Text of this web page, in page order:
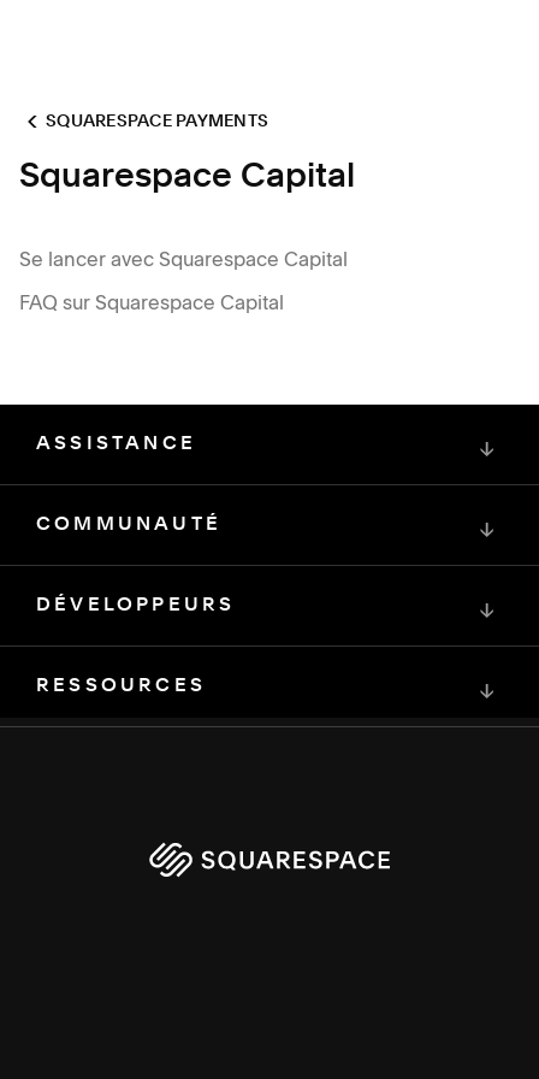
SQUARESPACE PAYMENTS
Squarespace Capital
Se lancer avec Squarespace Capital
FAQ sur Squarespace Capital
ASSISTANCE ↓
COMMUNAUTÉ ↓
DÉVELOPPEURS ↓
RESSOURCES ↓